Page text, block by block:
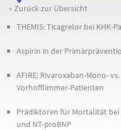
« Zurück zur Übersicht
THEMIS: Ticagrelor bei KHK-
Aspirin in der
AFIRE: Rivaroxaban-Mono-
Vorhofflimmer-Patienten
Prädiktoren für Mortalität
und NT-proBNP